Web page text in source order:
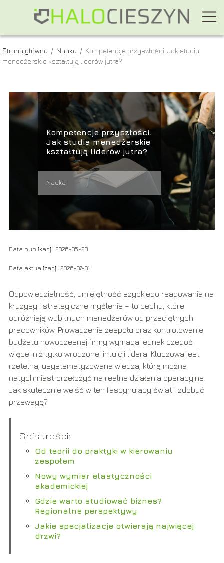
Strona główna / Nauka / Kompetencje przyszłości. Jak studia
menedżerskie kształtują liderów jutra?
Kompetencje przyszłości.
Jak studia menedżerskie
kształtują liderów jutra?
Nauka
Data publikacji: 2026-06-23
Data aktualizacji: 2026-07-01
Odpowiedzialność, umiejętność szybkiego reagowania na
kryzysy i strategiczne myślenie – to cechy, które
odróżniają wybitnych menedżerów od przeciętnych
pracowników. Prowadzenie zespołu oraz kontrolowanie
budżetu nowoczesnej firmy wymaga jednak czegoś
więcej niż tylko wrodzonej intuicji lidera. Kluczowa jest
rzetelna, usystematyzowana wiedza, którą można
natychmiast przełożyć na realne działania operacyjne.
Jak skutecznie wejść w ten fascynujący świat i zdobyć
przewagę?
Spis treści:
Od teorii do praktyki w kierowaniu
zespołem
Nowy wymiar elastyczności
akademickiej
Gdzie warto studiować biznes?
Regionalne perspektywy
Jakie specjalizacje otwierają najwięcej
drzwi?